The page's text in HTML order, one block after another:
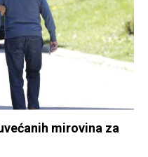
mirovina za